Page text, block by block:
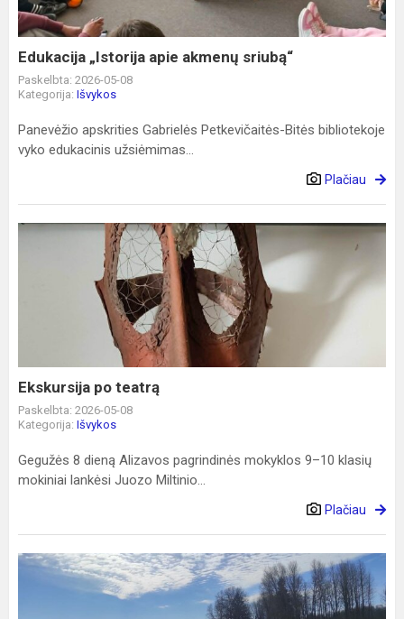
Edukacija „Istorija apie akmenų sriubą“
Paskelbta: 2026-05-08
Kategorija: Išvykos
Panevėžio apskrities Gabrielės Petkevičaitės-Bitės bibliotekoje
vyko edukacinis užsiėmimas...
Plačiau
Ekskursija
Ekskursija po teatrą
Paskelbta: 2026-05-08
Kategorija: Išvykos
Gegužės 8 dieną Alizavos pagrindinės mokyklos 9–10 klasių
mokiniai lankėsi Juozo Miltinio...
Plačiau
Jaunųjų